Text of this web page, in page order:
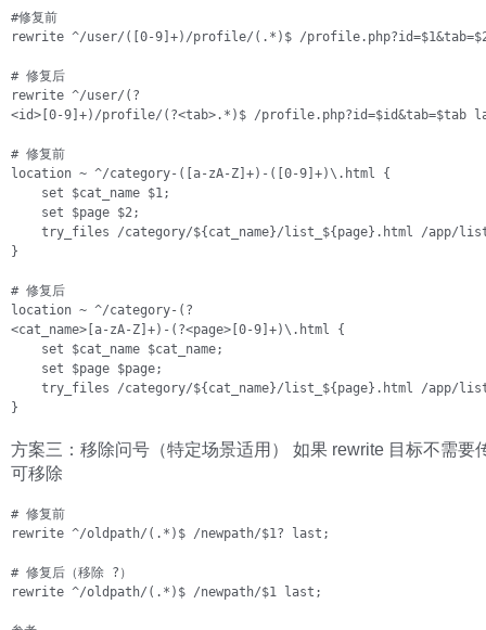
#修复前
rewrite ^/user/([0-9]+)/profile/(.*)$ /
# 修复后
rewrite ^/user/(?
<id>[0-9]+)/profile/(?<tab>.*)$ /profile.php?id=$id&tab=$tab
# 修复前
location ~ ^/category-([a-zA-Z]+)-([0-9]+)\.html {
    set $cat_name $1;
    set $page $2;
try_files /category/${cat_name}/list_${page}.html /app/
}
# 修复后
location ~ ^/category-(?
<cat_name>[a-zA-Z]+)-(?<page>[0-9]+)\.html {
    set $cat_name $cat_name;
    set $page $page;
try_files /category/${cat_name}/list_${page}.html /app/
}
方案三：移除问号（特定场景适用） 如果 rewrite 目标不需要
可移除
# 修复前
rewrite ^/oldpath/(.*)$ /newpath/$1? last;
# 修复后（移除 ?）
rewrite ^/oldpath/(.*)$ /newpath/$1 last;